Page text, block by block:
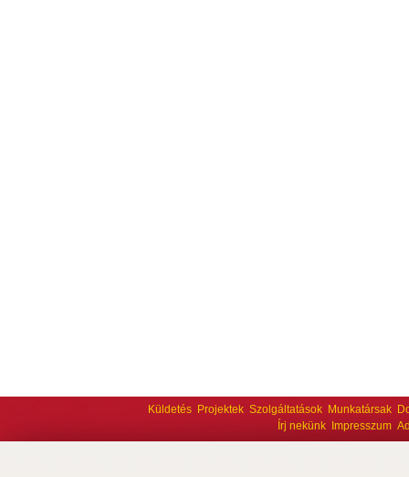
Küldetés Projektek Szolgáltatások Munkatársak
Írj nekünk
Impresszum